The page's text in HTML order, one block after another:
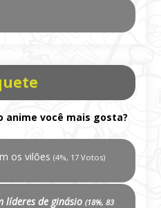
anime você mais gosta?
os vilões (4%, 17 Votos)
líderes de ginásio (18%, 83